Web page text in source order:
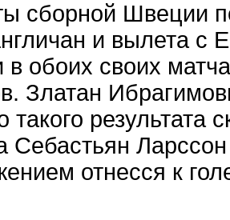
сборной Швеции
и вылета с
в обоих своих
Златан
такого результата
Себастьян
отнесся к